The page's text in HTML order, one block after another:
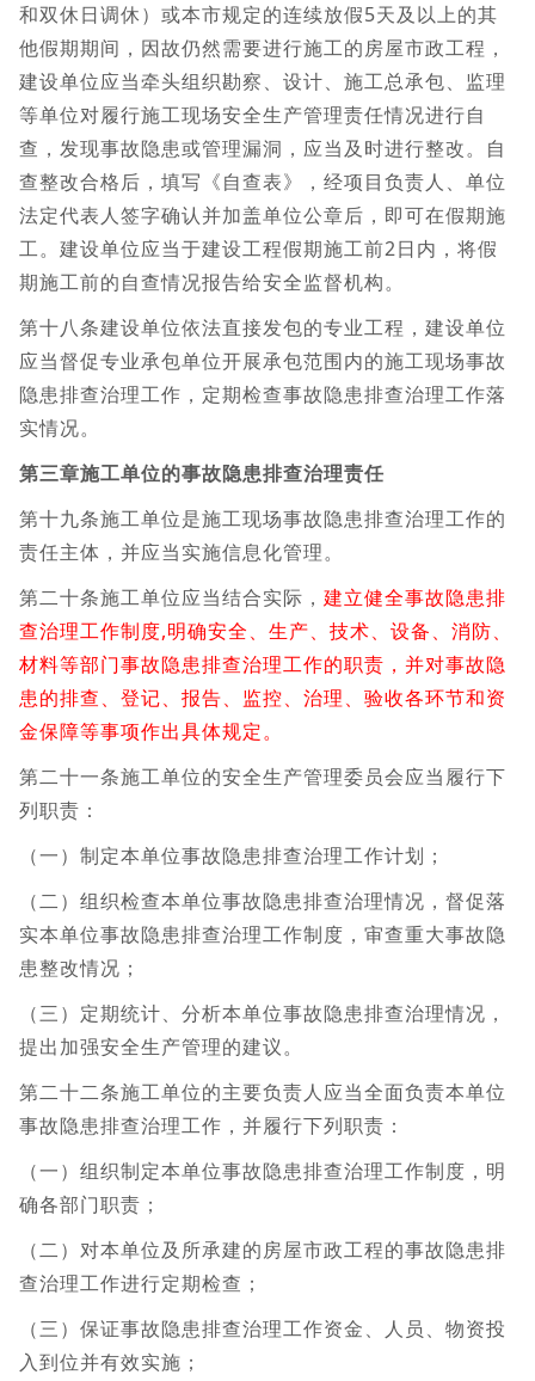
和双休日调休）或本市规定的连续放假5天及以上的其
他假期期间，因故仍然需要进行施工的房屋市政工程，
建设单位应当牵头组织勘察、设计、施工总承包、监理
等单位对履行施工现场安全生产管理责任情况进行自
查，发现事故隐患或管理漏洞，应当及时进行整改。自
查整改合格后，填写《自查表》，经项目负责人、单位
法定代表人签字确认并加盖单位公章后，即可在假期施
工。建设单位应当于建设工程假期施工前2日内，将假
期施工前的自查情况报告给安全监督机构。
第十八条建设单位依法直接发包的专业工程，建设单位
应当督促专业承包单位开展承包范围内的施工现场事故
隐患排查治理工作，定期检查事故隐患排查治理工作落
实情况。
第三章施工单位的事故隐患排查治理责任
第十九条施工单位是施工现场事故隐患排查治理工作的
责任主体，并应当实施信息化管理。
第二十条施工单位应当结合实际， 建立健全事故隐患排
查治理工作制度,明确安全、生产、技术、设备、消防、
材料等部门事故隐患排查治理工作的职责，并对事故隐
患的排查、登记、报告、监控、治理、验收各环节和资
金保障等事项作出具体规定。
第二十一条施工单位的安全生产管理委员会应当履行下
列职责：
（一）制定本单位事故隐患排查治理工作计划；
（二）组织检查本单位事故隐患排查治理情况，督促落
实本单位事故隐患排查治理工作制度，审查重大事故隐
患整改情况；
（三）定期统计、分析本单位事故隐患排查治理情况，
提出加强安全生产管理的建议。
第二十二条施工单位的主要负责人应当全面负责本单位
事故隐患排查治理工作，并履行下列职责：
（一）组织制定本单位事故隐患排查治理工作制度，明
确各部门职责；
（二）对本单位及所承建的房屋市政工程的事故隐患排
查治理工作进行定期检查；
（三）保证事故隐患排查治理工作资金、人员、物资投
入到位并有效实施；